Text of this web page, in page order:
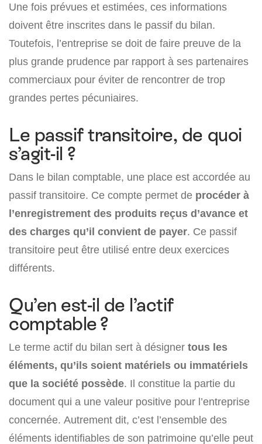
Une fois prévues et estimées, ces informations
doivent être inscrites dans le passif du bilan.
Toutefois, l’entreprise se doit de faire preuve de la
plus grande prudence par rapport à ses partenaires
commerciaux pour éviter de rencontrer de trop
grandes pertes pécuniaires.
Le passif transitoire, de quoi
s’agit-il ?
Dans le bilan comptable, une place est accordée au
passif transitoire. Ce compte permet de procéder à
l’enregistrement des produits reçus d’avance et
des charges qu’il convient de payer. Ce passif
transitoire peut être utilisé entre deux exercices
différents.
Qu’en est-il de l’actif
comptable ?
Le terme actif du bilan sert à désigner tous les
éléments, qu’ils soient matériels ou immatériels
que la société possède. Il constitue la partie du
document qui a une valeur positive pour l’entreprise
concernée. Autrement dit, c’est l’ensemble des
éléments identifiables de son patrimoine qu’elle peut